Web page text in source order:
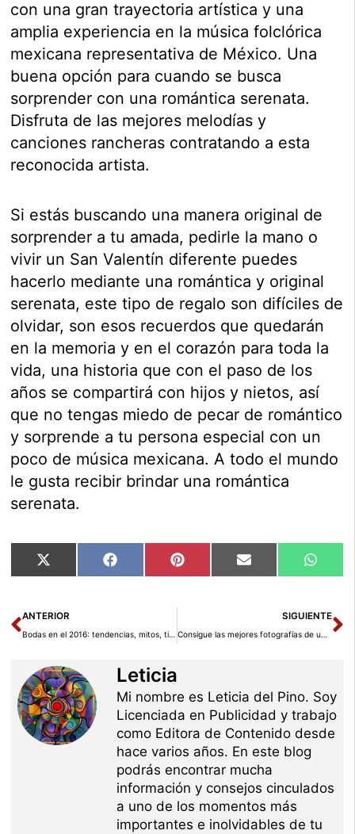
con una gran trayectoria artística y una
amplia experiencia en la música folclórica
mexicana representativa de México. Una
buena opción para cuando se busca
sorprender con una romántica serenata.
Disfruta de las mejores melodías y
canciones rancheras contratando a esta
reconocida artista.
Si estás buscando una manera original de
sorprender a tu amada, pedirle la mano o
vivir un San Valentín diferente puedes
hacerlo mediante una romántica y original
serenata, este tipo de regalo son difíciles de
olvidar, son esos recuerdos que quedarán
en la memoria y en el corazón para toda la
vida, una historia que con el paso de los
años se compartirá con hijos y nietos, así
que no tengas miedo de pecar de romántico
y sorprende a tu persona especial con un
poco de música mexicana. A todo el mundo
le gusta recibir brindar una romántica
serenata.
Compartir
en
X
(Twitter)
Compartir
en
Facebook Compartir
en
Pinterest Compartir
en
Email
en
Ant
ANTERIOR
Bodas en el 2016: tendencias, mitos, tips
SIGUIENTE
Consigue las mejores fotografías de una boda
Leticia
Mi nombre es Leticia del Pino. Soy
Licenciada en Publicidad y trabajo
como Editora de Contenido desde
hace varios años. En este blog
podrás encontrar mucha
información y consejos cinculados
a uno de los momentos más
importantes e inolvidables de tu